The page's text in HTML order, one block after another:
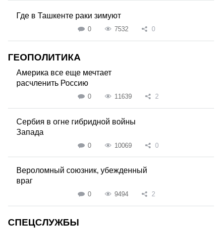
Где в Ташкенте раки зимуют
0 7532 0
ГЕОПОЛИТИКА
Америка все еще мечтает
расчленить Россию
0 11639 2
Сербия в огне гибридной войны
Запада
0 10069 0
Вероломный союзник, убежденный
враг
0 9494 2
СПЕЦСЛУЖБЫ